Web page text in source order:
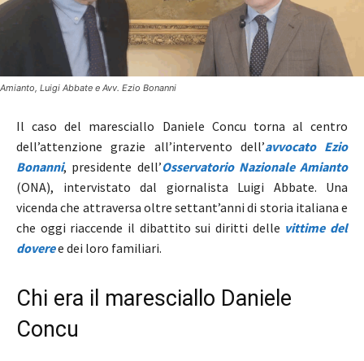
Amianto, Luigi Abbate e Avv. Ezio Bonanni
Il caso del maresciallo Daniele Concu torna al centro
dell’attenzione grazie all’intervento dell’avvocato Ezio
Bonanni, presidente dell’Osservatorio Nazionale Amianto
(ONA), intervistato dal giornalista Luigi Abbate. Una
vicenda che attraversa oltre settant’anni di storia italiana e
che oggi riaccende il dibattito sui diritti delle vittime del
doveree dei loro familiari.
Chi era il maresciallo Daniele
Concu